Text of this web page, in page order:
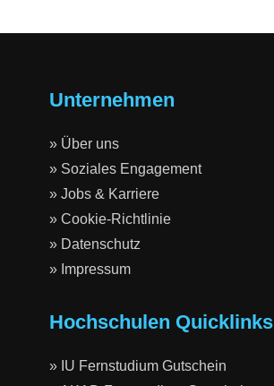
Unternehmen
» Über uns
» Soziales Engagement
» Jobs & Karriere
» Cookie-Richtlinie
» Datenschutz
» Impressum
Hochschulen Quicklinks
» IU Fernstudium Gutschein